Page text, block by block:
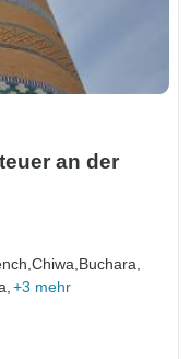
an der
Chiwa, Buchara,
+3 mehr